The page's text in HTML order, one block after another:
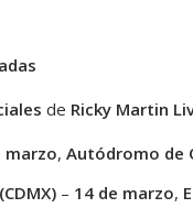
de Ricky Martin
marzo, Autódromo de
– 14 de marzo,